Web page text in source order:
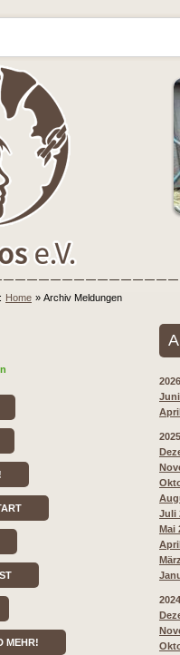
Home » Archiv Meldungen
MEHR!
2026
2025
Juli
Mai
2024